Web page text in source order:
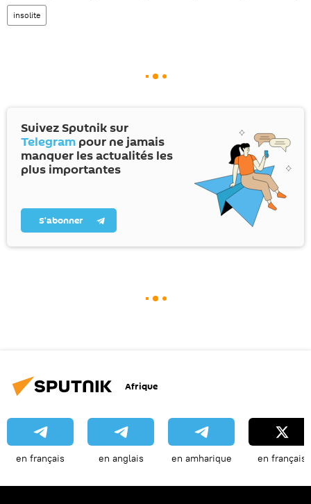
insolite
Suivez Sputnik sur
Telegram pour ne jamais
manquer les actualités les
plus importantes
S’abonner
Afrique
en français en anglais en amharique en français